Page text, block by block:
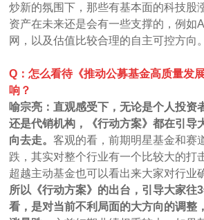
炒新的氛围下，那些有基本面的科技股
资产在未来还是会有一些支撑的，例如
网，以及估值比较合理的自主可控方向。
Q：怎么看待《推动公募基金高质量发
响？
喻宗亮：直观感受下，无论是个人投资
还是代销机构，《行动方案》都在引导
向去走。客观的看，前期明星基金和赛
跌，其实对整个行业有一个比较大的打
超越主动基金也可以看出来大家对行业
所以《行动方案》的出台，引导大家往
看，是对当前不利局面的大方向的调整